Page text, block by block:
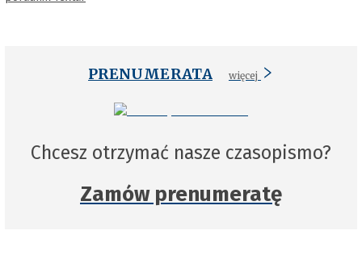
PRENUMERATA więcej
Chcesz otrzymać nasze czasopismo?
Zamów prenumeratę